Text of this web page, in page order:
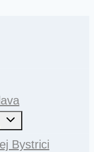
Toggle
Bystrici